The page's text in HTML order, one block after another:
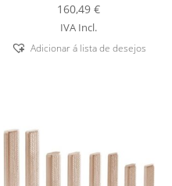
160,49€
IVA Incl.
Adicionar á lista de desejos